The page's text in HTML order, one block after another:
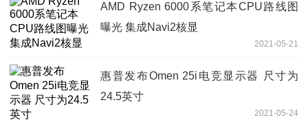
AMD Ryzen 6000系笔记本CPU路线图
曝光 集成Navi2核显
2021-05-21
惠普发布Omen 25i电竞显示器 尺寸为
24.5英寸
2021-05-24